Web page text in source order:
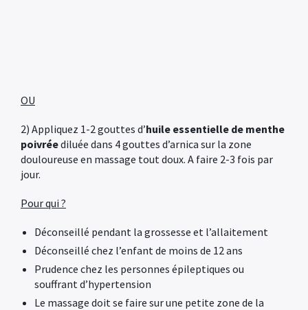
OU
2) Appliquez 1-2 gouttes d’huile essentielle de menthe
poivréediluée dans 4 gouttes d’arnica sur la zone
douloureuse en massage tout doux. A faire 2-3 fois par
jour.
Pour qui ?
Déconseillé pendant la grossesse et l’allaitement
Déconseillé chez l’enfant de moins de 12 ans
Prudence chez les personnes épileptiques ou
souffrant d’hypertension
Le massage doit se faire sur une petite zone de la